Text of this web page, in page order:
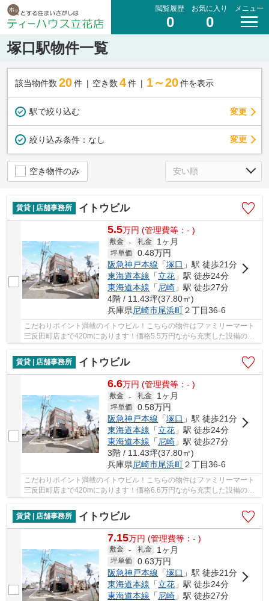
閲覧履歴
0
お気に入り
0
メニュー
塚口駅物件一覧
該当物件数 20件 空き数 4 件 1～20 件を表示
駅で絞り込む 変更
絞り込み条件： なし 変更
空き物件のみ
賃貸 | 店舗事務所 イトウビル
5.5万円 (管理費等：- )
敷金 - 礼金 1ヶ月
坪単価 0.48万円
阪急神戸本線 「塚口 」駅 徒歩21分
東海道本線 「立花 」駅 徒歩24分
東海道本線 「尼崎 」駅 徒歩27分
4階 / 11.43坪(37.80㎡)
兵庫県尼崎市尾浜町２丁目36-6
こだわりポイント満載のイトウビル！こちらの物件はファミリーマート
三反田町店まで420mにあります！価格5.5万円ながら充実した設備のこ
賃貸 | 店舗事務所
イトウビル
6.6万円 (管理費等：- )
敷金 - 礼金 1ヶ月
坪単価 0.58万円
阪急神戸本線 「塚口 」駅 徒歩21分
東海道本線 「立花 」駅 徒歩24分
東海道本線 「 尼崎 」駅 徒歩27分
3階 / 11.43坪(37.80㎡)
兵庫県尼崎市尾浜町２丁目36-6
こだわりポイント満載のイトウビル！こちらの物件はファミリーマート
三反田町店まで420mにあります！価格6.6万円ながら充実した設備のこ
賃貸 | 店舗事務所
イトウビル
7.15万円 (管理費等：- )
敷金 - 礼金 1ヶ月
坪単価 0.63万円
阪急神戸本線 「塚口 」駅 徒歩21分
東海道本線 「立花 」駅 徒歩24分
東海道本線 「 尼崎 」駅 徒歩27分